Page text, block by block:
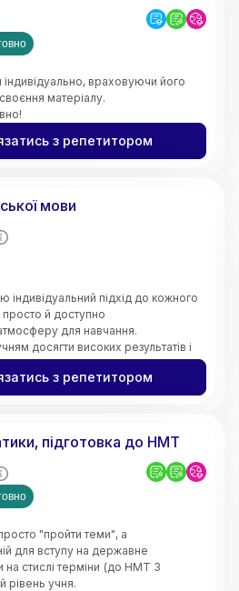
враховуючи його
матеріалу.
з репетитором
мови
індивідуальний підхід до кожного
й доступно
для навчання.
досягти високих результатів і
цікавим та ефективним.
з репетитором
підготовка до НМТ
"пройти теми", а
для вступу на державне
стислі терміни (до НМТ 3
рівень учня.